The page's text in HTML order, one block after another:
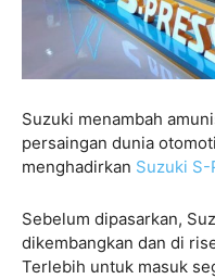
Suzuki menambah
persaingan dunia
menghadirkan Suzuki S-
Sebelum dipasarkan,
dikembangkan dan di
Terlebih untuk masuk